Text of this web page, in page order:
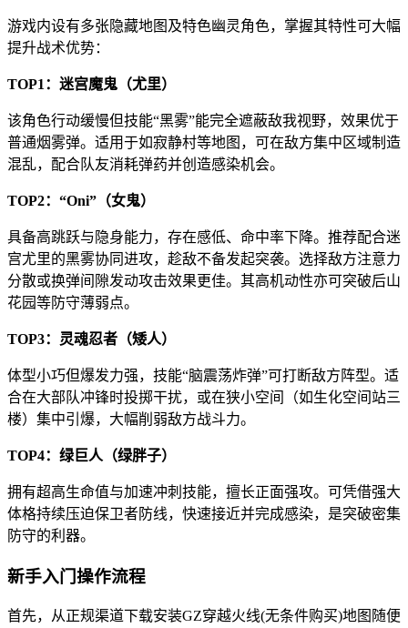
游戏内设有多张隐藏地图及特色幽灵角色，掌握其特性可大幅
提升战术优势：
TOP1：迷宫魔鬼（尤里）
该角色行动缓慢但技能“黑雾”能完全遮蔽敌我视野，效果优于
普通烟雾弹。适用于如寂静村等地图，可在敌方集中区域制造
混乱，配合队友消耗弹药并创造感染机会。
TOP2：“Oni”（女鬼）
具备高跳跃与隐身能力，存在感低、命中率下降。推荐配合迷
宫尤里的黑雾协同进攻，趁敌不备发起突袭。选择敌方注意力
分散或换弹间隙发动攻击效果更佳。其高机动性亦可突破后山
花园等防守薄弱点。
TOP3：灵魂忍者（矮人）
体型小巧但爆发力强，技能“脑震荡炸弹”可打断敌方阵型。适
合在大部队冲锋时投掷干扰，或在狭小空间（如生化空间站三
楼）集中引爆，大幅削弱敌方战斗力。
TOP4：绿巨人（绿胖子）
拥有超高生命值与加速冲刺技能，擅长正面强攻。可凭借强大
体格持续压迫保卫者防线，快速接近并完成感染，是突破密集
防守的利器。
新手入门操作流程
首先，从正规渠道下载安装GZ穿越火线(无条件购买)地图随便